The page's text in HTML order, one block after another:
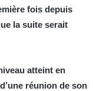
fois depuis
la suite serait
atteint en
réunion de son